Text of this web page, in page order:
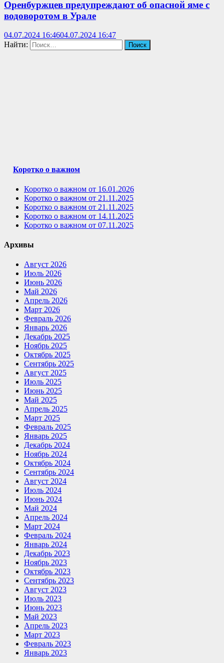
Оренбуржцев предупреждают об опасной яме с
водоворотом в Урале
04.07.2024 16:4604.07.2024 16:47
Найти:
Коротко о важном
Коротко о важном от 16.01.2026
Коротко о важном от 21.11.2025
Коротко о важном от 21.11.2025
Коротко о важном от 14.11.2025
Коротко о важном от 07.11.2025
Архивы
Август 2026
Июль 2026
Июнь 2026
Май 2026
Апрель 2026
Март 2026
Февраль 2026
Январь 2026
Декабрь 2025
Ноябрь 2025
Октябрь 2025
Сентябрь 2025
Август 2025
Июль 2025
Июнь 2025
Май 2025
Апрель 2025
Март 2025
Февраль 2025
Январь 2025
Декабрь 2024
Ноябрь 2024
Октябрь 2024
Сентябрь 2024
Август 2024
Июль 2024
Июнь 2024
Май 2024
Апрель 2024
Март 2024
Февраль 2024
Январь 2024
Декабрь 2023
Ноябрь 2023
Октябрь 2023
Сентябрь 2023
Август 2023
Июль 2023
Июнь 2023
Май 2023
Апрель 2023
Март 2023
Февраль 2023
Январь 2023